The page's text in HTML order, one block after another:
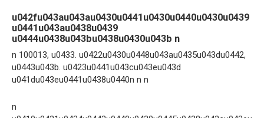
u042fu043au043au0430u0441u0430u0440u0430u0439
u0441u043au0438u0439
u0444u0438u043bu0438u0430u043b n
n 100013, u0433. u0422u0430u0448u043au0435u043du0442,
u0443u043b. u0423u0441u043cu043eu043d
u041du043eu0441u0438u0440n n n
n